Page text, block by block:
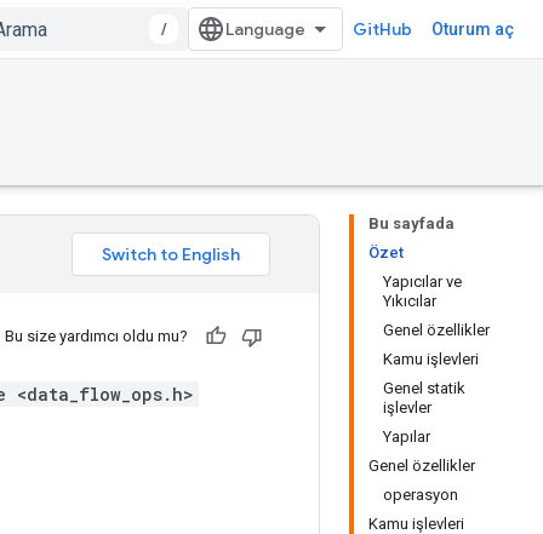
/ GitHub Oturum aç
Bu sayfada
Özet
Yapıcılar ve
Yıkıcılar
Genel özellikler
Kamu işlevleri
Genel statik
işlevler
Yapılar
Genel özellikler
operasyon
Kamu işlevleri
Bu size yardımcı oldu mu?
<data_flow_ops.h>